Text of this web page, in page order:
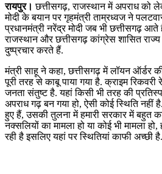
रायपुर। छत्तीसगढ़, राजस्थान में अपराध को
मोदी के बयान पर गृहमंत्री ताम्रध्वज ने
प्रधानमंत्री नरेंद्र मोदी जब भी छत्तीसगढ़
राजस्थान और छत्तीसगढ़ कांग्रेस शासित
दुष्प्रचार करते हैं.
मंत्री साहू ने कहा, छत्तीसगढ़ में लॉयन ऑर्डर
पूरी तरह से काबू पाया गया है. क्राइम रिकवरी
जनता संतुष्ट है. यहां किसी भी तरह की
अपराध गढ़ बन गया हो, ऐसी कोई स्थिति नहीं
हुए हैं, उसकी तुलना में हमारी सरकार में बहुत
नक्सलियों का मामला हो या कोई भी मामला
रही है इसलिए यहां पर स्थितियां काफी अच्छी है.